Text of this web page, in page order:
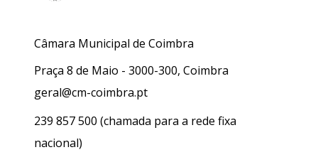
Câmara Municipal de Coimbra
Praça 8 de Maio - 3000-300, Coimbra
geral@cm-coimbra.pt
239 857 500 (chamada para a rede fixa
nacional)